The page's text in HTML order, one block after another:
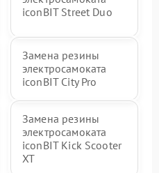
iconBIT Street Duo
Замена резины
электросамоката
iconBIT City Pro
Замена резины
электросамоката
iconBIT Kick Scooter
XT